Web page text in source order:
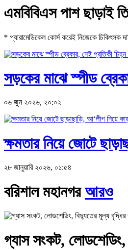
এমবিবিএস পাশ ছাড়াই
* প্যারামেডিকেল কোর্স করেই নিজেকে চিকিৎসক
সড়কের মাঝে স্পীড
০৬ জুন ২০২৬, ২০:০২
ক্ষমতার নিয়ে জোটে
২৮ জানুয়ারি ২০২৬, ০১:৫৪
বরিশাল মহানগরআরও
গ্যাস সংকট, লোডশেডিং,